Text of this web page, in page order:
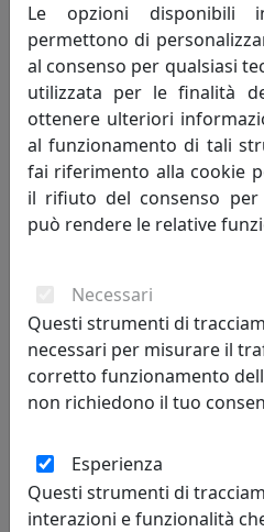
PLAFONIERA COLLEZIONE TRIESTE
Ferroluce
PLAFONIERA COLLEZIONE TRIESTE
Ferroluce
Le opzioni disponibili
permettono di
al consenso per qualsiasi
utilizzata per le finalità
ottenere ulteriori
al funzionamento di tali
fai riferimento alla cookie
il rifiuto del consenso
può rendere le relative
Necessari
Questi strumenti di
necessari per misurare il
corretto funzionamento
non richiedono il tuo
Esperienza
Questi strumenti di
interazioni e funzionalità